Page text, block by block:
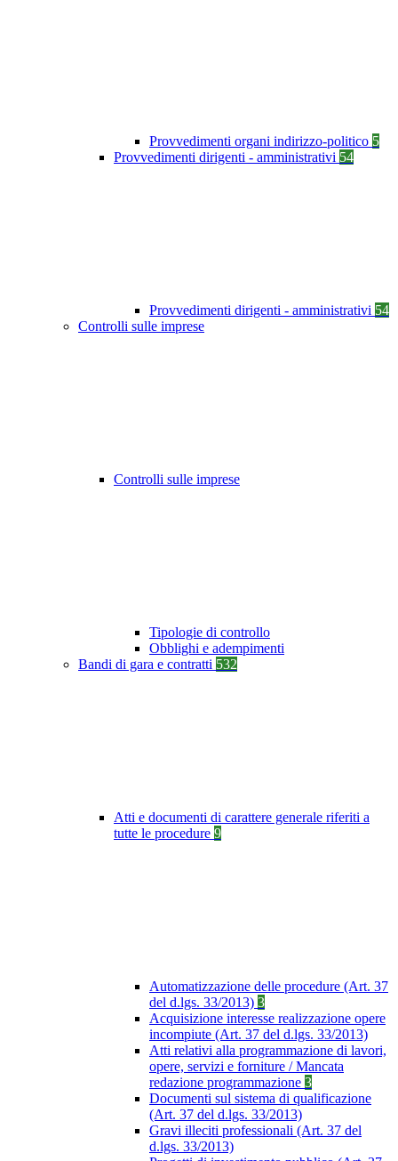
Provvedimenti organi indirizzo-politico 5
Provvedimenti dirigenti - amministrativi 54
Provvedimenti dirigenti - amministrativi 54
Controlli sulle imprese
Controlli sulle imprese
Tipologie di controllo
Obblighi e adempimenti
Bandi di gara e contratti 532
Atti e documenti di carattere generale riferiti a
tutte le procedure 9
Automatizzazione delle procedure (Art. 37
del d.lgs. 33/2013) 3
Acquisizione interesse realizzazione opere
incompiute (Art. 37 del d.lgs. 33/2013)
Atti relativi alla programmazione di lavori,
opere, servizi e forniture / Mancata
redazione programmazione 3
Documenti sul sistema di qualificazione
(Art. 37 del d.lgs. 33/2013)
Gravi illeciti professionali (Art. 37 del
d.lgs. 33/2013)